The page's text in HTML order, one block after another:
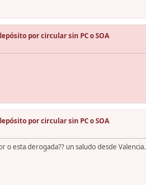
por circular sin PC o SOA
por circular sin PC o SOA
o esta derogada?? un saludo desde Valencia.